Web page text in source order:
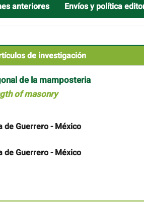
anteriores Envíos y política
de investigación
de la mamposteria
of masonry
de Guerrero - México
de Guerrero - México